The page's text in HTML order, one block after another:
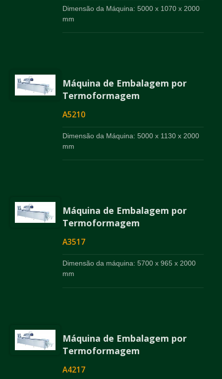
Dimensão da Máquina: 5000 x 1070 x 2000
mm
Máquina de Embalagem por
Termoformagem
A5210
Dimensão da Máquina: 5000 x 1130 x 2000
mm
Máquina de Embalagem por
Termoformagem
A3517
Dimensão da máquina: 5700 x 965 x 2000
mm
Máquina de Embalagem por
Termoformagem
A4217